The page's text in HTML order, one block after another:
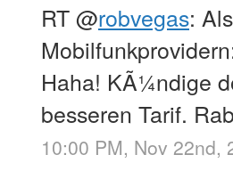
RT@robvegas:
Haha! KÃ¼ndige
besseren Tarif.
10:00 PM, Nov 22nd,